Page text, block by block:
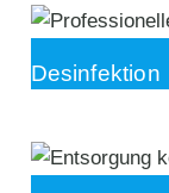
Desinfektion